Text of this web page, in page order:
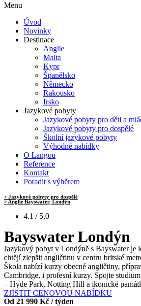
Menu
Úvod
Novinky
Destinace
Anglie
Malta
Kypr
Španělsko
Německo
Rakousko
Irsko
Jazykové pobyty
Jazykové pobyty pro děti a
Jazykové pobyty pro dospělé
Školní jazykové pobyty
Výhodné nabídky
O Langou
Reference
Kontakt
Poradit s výběrem
> Jazykové pobyty pro dospělé
> Anglie Bayswater, Londýn
4.1 / 5,0
Bayswater Londýn
Jazykový pobyt v Londýně s Bayswater je
chtějí zlepšit angličtinu v centru britské
Škola nabízí kurzy obecné angličtiny,
Cambridge, i profesní kurzy. Spojte
– Hyde Park, Notting Hill a ikonické
ZJISTIT CENOVOU NABÍDKU
Od 21 990 Kč / týden